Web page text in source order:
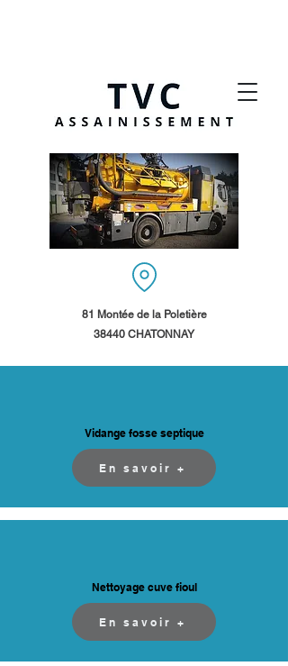
81 Montée de la Poletière
38440 CHATONNAY​
Vidange fosse septique
En savoir +
Nettoyage cuve fioul
En savoir +